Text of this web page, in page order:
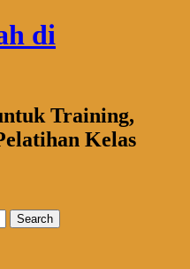
di
Training,
Kelas